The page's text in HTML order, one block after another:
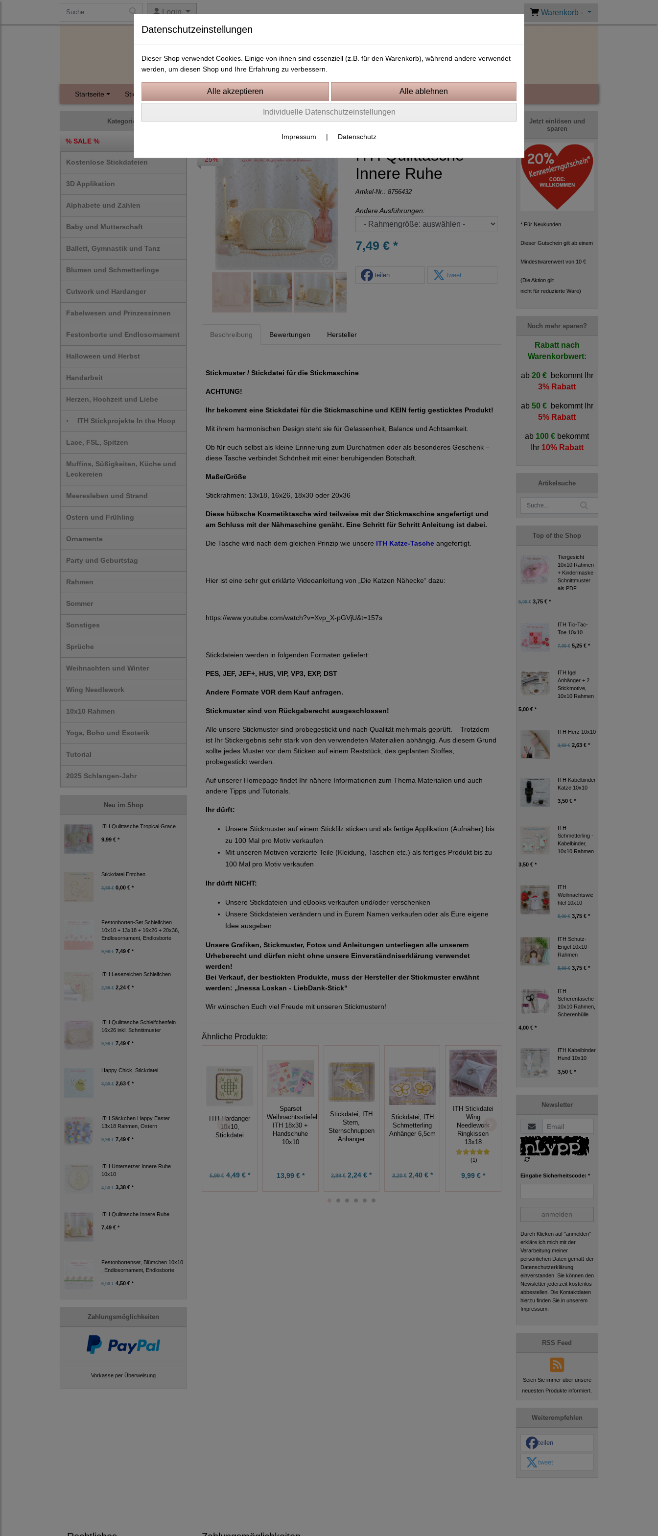
Login Warenkorb -
Startseite Stickdateien Instagram Kostenlose Stickdateien
Kategorien
% SALE %
Kostenlose Stickdateien
3D Applikation
Alphabete und Zahlen
Baby und Mutterschaft
Ballett, Gymnastik und Tanz
Blumen und Schmetterlinge
Cutwork und Hardanger
Fabelwesen und Prinzessinnen
Festonborte und Endlosornament
Halloween und Herbst
Handarbeit
Herzen, Hochzeit und Liebe
› ITH Stickprojekte In the Hoop
Lace, FSL, Spitzen
Muffins, Süßigkeiten, Küche und
Leckereien
Meeresleben und Strand
Ostern und Frühling
Ornamente
Party und Geburtstag
Rahmen
Sommer
Sonstiges
Sprüche
Weihnachten und Winter
Wing Needlework
10x10 Rahmen
Yoga, Boho und Esoterik
Tutorial
2025 Schlangen-Jahr
Neu im Shop
ITH Quilttasche Tropical Grace
9,99 € *
Stickdatei Entchen
3,50 € 0,00 € *
Festonborten-Set Schleifchen
10x10 + 13x18 + 16x26 + 20x36,
Endlosornament, Endlosborte
9,99 € 7,49 € *
ITH Lesezeichen Schleifchen
2,99 € 2,24 € *
ITH Quilttasche Schleifchenfein
16x26 inkl. Schnittmuster
9,99 € 7,49 € *
Happy Chick, Stickdatei
3,50 € 2,63 € *
ITH Säckchen Happy Easter
13x18 Rahmen, Ostern
9,99 € 7,49 € *
ITH Untersetzer Innere Ruhe
10x10
4,50 € 3,38 € *
ITH Quilttasche Innere Ruhe
7,49 € *
Festonbortenset, Blümchen 10x10
, Endlosornament, Endlosborte
6,00 € 4,50 € *
Zahlungsmöglichkeiten
Vorkasse per Überweisung
ITH Stickprojekte In the Hoop
-25%
ITH Quilttasche
Innere Ruhe
Artikel-Nr.: 8756432
Andere Ausführungen:
7,49 € *
teilen tweet
Beschreibung Bewertungen Hersteller
Stickmuster / Stickdatei für die Stickmaschine
ACHTUNG!
Ihr bekommt eine Stickdatei für die Stickmaschine und KEIN fertig gesticktes Produkt!
Mit ihrem harmonischen Design steht sie für Gelassenheit, Balance und Achtsamkeit.
Ob für euch selbst als kleine Erinnerung zum Durchatmen oder als besonderes Geschenk –
diese Tasche verbindet Schönheit mit einer beruhigenden Botschaft.
Maße/Größe
Stickrahmen: 13x18, 16x26, 18x30 oder 20x36
Diese hübsche Kosmetiktasche wird teilweise mit der Stickmaschine angefertigt und
am Schluss mit der Nähmaschine genäht. Eine Schritt für Schritt Anleitung ist dabei.
Die Tasche wird nach dem gleichen Prinzip wie unsere ITH Katze-Tasche angefertigt.
Hier ist eine sehr gut erklärte Videoanleitung von „Die Katzen Nähecke“ dazu:
https://www.youtube.com/watch?v=Xvp_X-pGVjU&t=157s
Stickdateien werden in folgenden Formaten geliefert:
PES, JEF, JEF+, HUS, VIP, VP3, EXP, DST
Andere Formate VOR dem Kauf anfragen.
Stickmuster sind von Rückgaberecht ausgeschlossen!
Alle unsere Stickmuster sind probegestickt und nach Qualität mehrmals geprüft. Trotzdem
ist Ihr Stickergebnis sehr stark von den verwendeten Materialien abhängig. Aus diesem Grund
sollte jedes Muster vor dem Sticken auf einem Reststück, des geplanten Stoffes,
probegestickt werden.
Auf unserer Homepage findet Ihr nähere Informationen zum Thema Materialien und auch
andere Tipps und Tutorials.
Ihr dürft:
Unsere Stickmuster auf einem Stickfilz sticken und als fertige Applikation (Aufnäher) bis
zu 100 Mal pro Motiv verkaufen
Mit unseren Motiven verzierte Teile (Kleidung, Taschen etc.) als fertiges Produkt bis zu
100 Mal pro Motiv verkaufen
Ihr dürft NICHT:
Unsere Stickdateien und eBooks verkaufen und/oder verschenken
Unsere Stickdateien verändern und in Eurem Namen verkaufen oder als Eure eigene
Idee ausgeben
Unsere Grafiken, Stickmuster, Fotos und Anleitungen unterliegen alle unserem
Urheberecht und dürfen nicht ohne unsere Einverständniserklärung verwendet
werden!
Bei Verkauf, der bestickten Produkte, muss der Hersteller der Stickmuster erwähnt
werden: „Inessa Loskan - LiebDank-Stick“
Wir wünschen Euch viel Freude mit unseren Stickmustern!
Ähnliche Produkte:
ITH Hardanger
10x10,
Stickdatei
5,99 €4,49 € *
Sparset
Weihnachtsstiefel
ITH 18x30 +
Handschuhe
10x10
13,99 € *
Stickdatei, ITH
Stern,
Sternschnuppen
Anhänger
2,99 €2,24 € *
Stickdatei, ITH
Schmetterling
Anhänger 6,5cm
3,20 €2,40 € *
ITH Stickdatei
Wing
Needlework
Ringkissen
13x18
(1)
9,99 € *
10x10+13x18+16x26,
Stickdatei
9,99 €7,49 € * 2,99 €2,24 € *
Jetzt einlösen und
sparen
* Für Neukunden
Dieser Gutschein gilt ab einem
Mindestwarenwert von 10 €
(Die Aktion gilt
nicht für reduzierte Ware)
Noch mehr sparen?
Rabatt nach
Warenkorbwert:
ab20 € bekommt Ihr
3% Rabatt
ab50 € bekommt Ihr
5% Rabatt
ab 100 € bekommt
Ihr 10% Rabatt
Artikelsuche
Top of the Shop
Tiergesicht
10x10 Rahmen
+ Kindermaske
Schnittmuster
als PDF
5,00 €3,75 € *
ITH Tic-Tac-
Toe 10x10
7,00 €5,25 € *
ITH Igel
Anhänger + 2
Stickmotive,
10x10 Rahmen
5,00 € *
ITH Herz 10x10
3,50 €2,63 € *
ITH Kabelbinder
Katze 10x10
3,50 € *
ITH
Schmetterling -
Kabelbinder,
10x10 Rahmen
3,50 € *
ITH
Weihnachtswic
htel 10x10
5,00 €3,75 € *
ITH Schutz-
Engel 10x10
Rahmen
5,00 €3,75 € *
ITH
Scherentasche
10x10 Rahmen,
Scherenhülle
4,00 € *
ITH Kabelbinder
Hund 10x10
3,50 € *
Newsletter
Eingabe Sicherheitscode: *
anmelden
Durch Klicken auf "anmelden"
erkläre ich mich mit der
Verarbeitung meiner
persönlichen Daten gemäß der
Datenschutzerklärung
einverstanden. Sie können den
Newsletter jederzeit kostenlos
abbestellen. Die Kontaktdaten
hierzu finden Sie in unserem
Impressum.
RSS Feed
Seien Sie immer über unsere
neuesten Produkte informiert.
Weiterempfehlen
teilen
tweet
Datenschutzeinstellungen
Dieser Shop verwendet Cookies. Einige von ihnen sind essenziell (z.B. für den Warenkorb), während andere verwendet
werden, um diesen Shop und Ihre Erfahrung zu verbessern.
Individuelle Datenschutzeinstellungen
Impressum | Datenschutz